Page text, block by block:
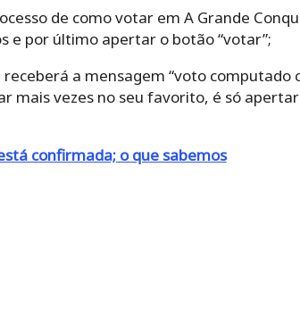
de como votar em A Grande
e por último apertar o botão “votar”;
a mensagem “voto computado
mais vezes no seu favorito, é só
confirmada; o que sabemos